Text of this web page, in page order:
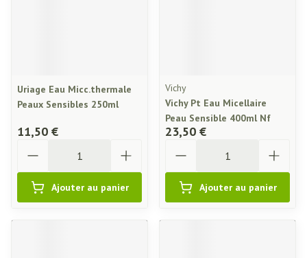
Uriage Eau Micc.thermale
Peaux Sensibles 250ml
11,50 €
Ajouter au panier
Vichy
Vichy Pt Eau Micellaire
Peau Sensible 400ml Nf
23,50 €
Ajouter au panier